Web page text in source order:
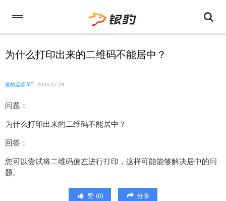
为什么打印出来的二维码不能居中？
银豹运营-YF 2025-07-28
问题：
为什么打印出来的二维码不能居中？
回答：
您可以尝试将二维码偏左进行打印，这样可能能够解决居中的问
题。
赞 (0) 分享